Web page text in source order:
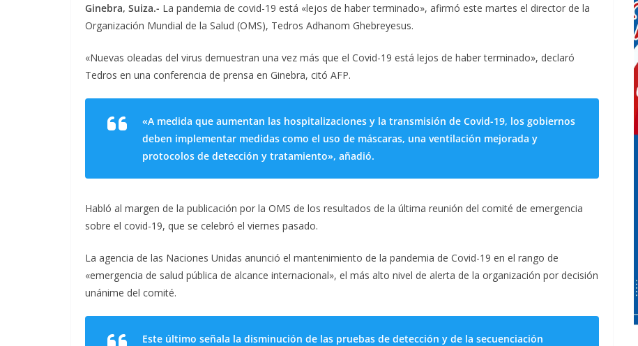
Ginebra, Suiza.- La pandemia de covid-19 está «lejos de haber terminado», afirmó este martes el director de la
Organización Mundial de la Salud (OMS), Tedros Adhanom Ghebreyesus.
«Nuevas oleadas del virus demuestran una vez más que el Covid-19 está lejos de haber terminado», declaró
Tedros en una conferencia de prensa en Ginebra, citó AFP.
«A medida que aumentan las hospitalizaciones y la transmisión de Covid-19, los gobiernos
deben implementar medidas como el uso de máscaras, una ventilación mejorada y
protocolos de detección y tratamiento», añadió.
Habló al margen de la publicación por la OMS de los resultados de la última reunión del comité de emergencia
sobre el covid-19, que se celebró el viernes pasado.
La agencia de las Naciones Unidas anunció el mantenimiento de la pandemia de Covid-19 en el rango de
«emergencia de salud pública de alcance internacional», el más alto nivel de alerta de la organización por decisión
unánime del comité.
Este último señala la disminución de las pruebas de detección y de la secuenciación